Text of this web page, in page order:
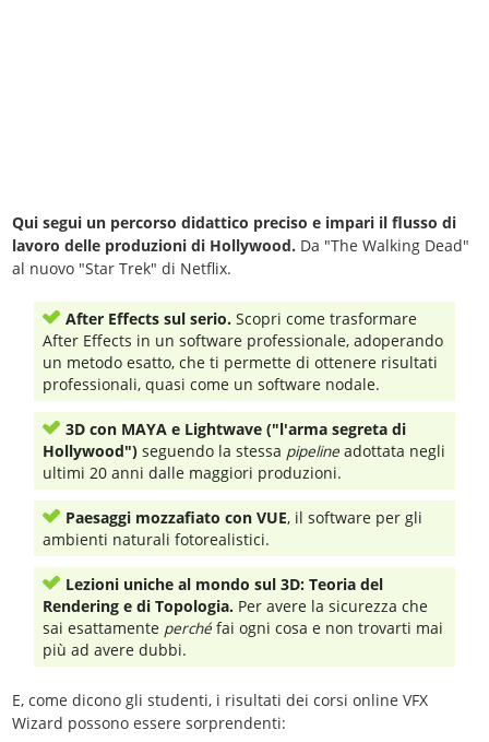
Qui segui un percorso didattico preciso e impari il flusso di
lavoro delle produzioni di Hollywood. Da "The Walking Dead"
al nuovo "Star Trek" di Netflix.
After Effects sul serio. Scopri come trasformare
After Effects in un software professionale, adoperando
un metodo esatto, che ti permette di ottenere risultati
professionali, quasi come un software nodale.
3D con MAYA e Lightwave ("l'arma segreta di
Hollywood") seguendo la stessa pipeline adottata negli
ultimi 20 anni dalle maggiori produzioni.
Paesaggi mozzafiato con VUE, il software per gli
ambienti naturali fotorealistici.
Lezioni uniche al mondo sul 3D: Teoria del
Rendering e di Topologia. Per avere la sicurezza che
sai esattamente perché fai ogni cosa e non trovarti mai
più ad avere dubbi.
E, come dicono gli studenti, i risultati dei corsi online VFX
Wizard possono essere sorprendenti: